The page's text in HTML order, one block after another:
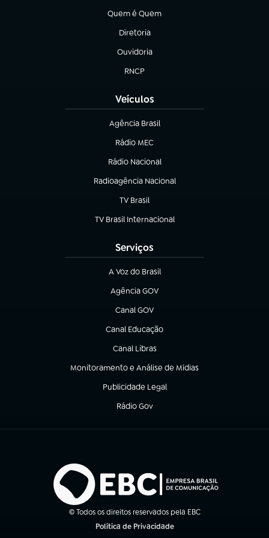
Quem é Quem
(abre em nova aba)
Diretoria
(abre em nova aba)
Ouvidoria
(abre em nova aba)
RNCP
(abre em nova aba)
Veículos
Agência Brasil
(abre em nova aba)
Rádio MEC
(abre em nova aba)
Rádio Nacional
Radioagência Nacional
(abre em nova aba)
TV Brasil
(abre em nova aba)
TV Brasil Internacional
(abre em nova aba)
Serviços
A Voz do Brasil
(abre em nova aba)
Agência GOV
(abre em nova aba)
Canal GOV
(abre em nova aba)
Canal Educação
(abre em nova aba)
Canal Libras
(abre em nova aba)
Monitoramento e Análise de Mídias
(abre em nova aba)
Publicidade Legal
(abre em nova aba)
Rádio Gov
(abre em nova aba)
© Todos os direitos reservados pela EBC
Política de Privacidade